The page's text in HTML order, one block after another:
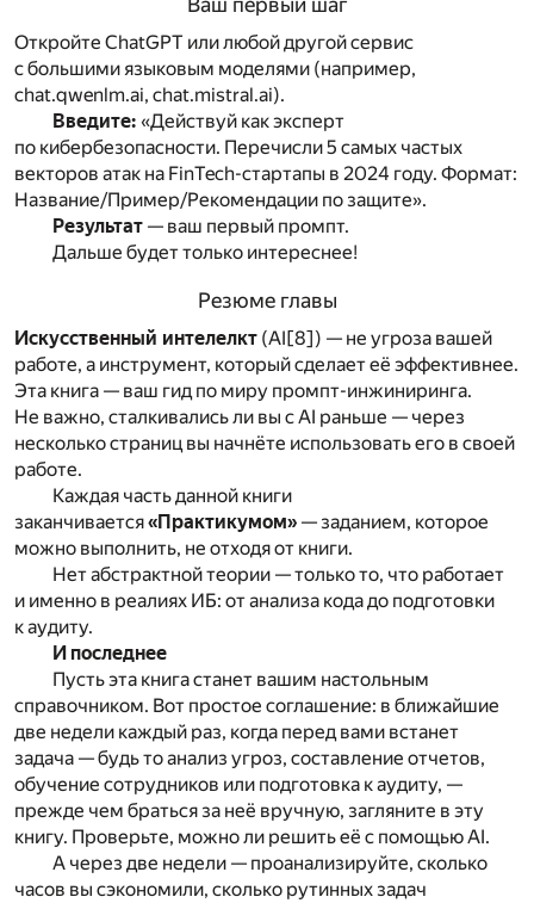
Ваш первый шаг
Откройте ChatGPT или любой другой сервис
с большими языковым моделями (например,
chat.qwenlm.ai, chat.mistral.ai).
Введите: «Действуй как эксперт
по кибербезопасности. Перечисли 5 самых частых
векторов атак на FinTech-стартапы в 2024 году. Формат:
Название/Пример/Рекомендации по защите».
Результат — ваш первый промпт.
Дальше будет только интереснее!
Резюме главы
Искусственный интелелкт (AI [8] ) — не угроза вашей
работе, а инструмент, который сделает её эффективнее.
Эта книга — ваш гид по миру промпт-инжиниринга.
Не важно, сталкивались ли вы с AI раньше — через
несколько страниц вы начнёте использовать его в своей
работе.
Каждая часть данной книги
заканчивается«Практикумом» — заданием, которое
можно выполнить, не отходя от книги.
Нет абстрактной теории — только то, что работает
и именно в реалиях ИБ: от анализа кода до подготовки
к аудиту.
И последнее
Пусть эта книга станет вашим настольным
справочником. Вот простое соглашение: в ближайшие
две недели каждый раз, когда перед вами встанет
задача — будь то анализ угроз, составление отчетов,
обучение сотрудников или подготовка к аудиту, —
прежде чем браться за неё вручную, загляните в эту
книгу. Проверьте, можно ли решить её с помощью AI.
А через две недели — проанализируйте, сколько
часов вы сэкономили, сколько рутинных задач